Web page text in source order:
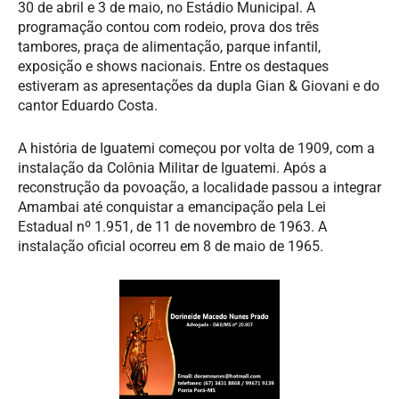
30 de abril e 3 de maio, no Estádio Municipal. A
programação contou com rodeio, prova dos três
tambores, praça de alimentação, parque infantil,
exposição e shows nacionais. Entre os destaques
estiveram as apresentações da dupla Gian & Giovani e do
cantor Eduardo Costa.
A história de Iguatemi começou por volta de 1909, com a
instalação da Colônia Militar de Iguatemi. Após a
reconstrução da povoação, a localidade passou a integrar
Amambai até conquistar a emancipação pela Lei
Estadual nº 1.951, de 11 de novembro de 1963. A
instalação oficial ocorreu em 8 de maio de 1965.